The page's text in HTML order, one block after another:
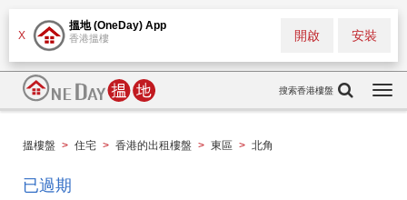
X
搵地 (OneDay) App
香港搵樓 安裝
開啟
搜索香港樓盤
搵樓盤 > 住宅 > 香港的出租樓盤 > 東區 > 北角
已過期